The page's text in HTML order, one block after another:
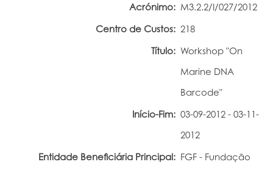
Acrónimo: M3.2.2/I/027/2012
Centro de Custos: 218
Título: Workshop "On
Marine DNA
Barcode"
Início-Fim: 03-09-2012 - 03-11-
2012
Entidade Beneficiária Principal: FGF - Fundação